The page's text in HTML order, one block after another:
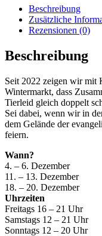
Beschreibung
Zusätzliche
Rezensionen (0)
Beschreibung
Seit 2022 zeigen wir mit
Wintermarkt, dass
Tierleid gleich doppelt
Sei dabei, wenn wir in
dem Gelände der
feiern.
Wann?
4. – 6. Dezember
11. – 13. Dezember
18. – 20. Dezember
Uhrzeiten
Freitags 16 – 21 Uhr
Samstags 12 – 21 Uhr
Sonntags 12 – 20 Uhr